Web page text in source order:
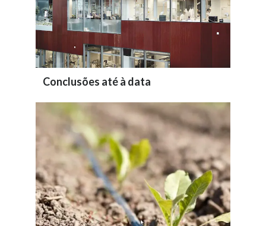
Conclusões até à data